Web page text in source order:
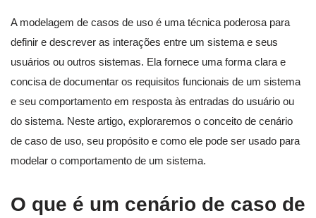
A modelagem de casos de uso é uma técnica poderosa para
definir e descrever as interações entre um sistema e seus
usuários ou outros sistemas. Ela fornece uma forma clara e
concisa de documentar os requisitos funcionais de um sistema
e seu comportamento em resposta às entradas do usuário ou
do sistema. Neste artigo, exploraremos o conceito de cenário
de caso de uso, seu propósito e como ele pode ser usado para
modelar o comportamento de um sistema.
O que é um cenário de caso de